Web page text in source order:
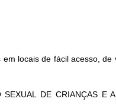
locais de fácil acesso,
DE CRIANÇAS E